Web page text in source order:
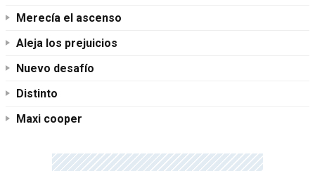
Merecía el ascenso
Aleja los prejuicios
Nuevo desafío
Distinto
Maxi cooper